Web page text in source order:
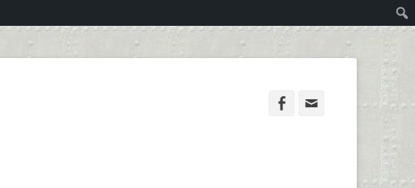
Facebook